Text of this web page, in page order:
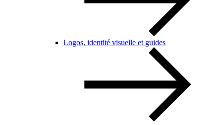
Logos, identité visuelle et guides